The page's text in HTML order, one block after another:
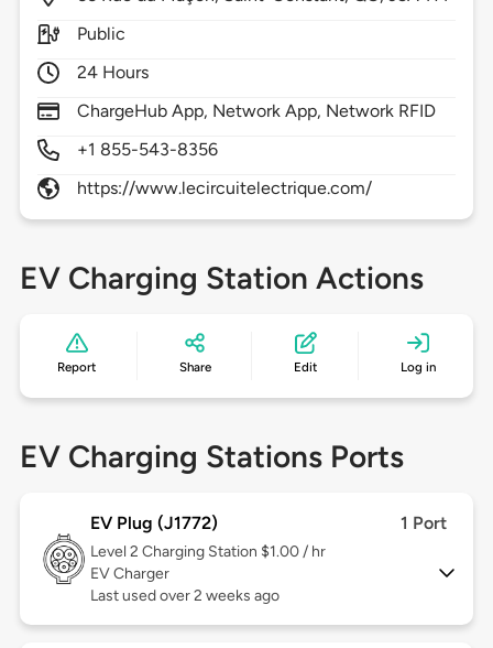
Public
24 Hours
ChargeHub App, Network App, Network RFID
+1 855-543-8356
https://www.lecircuitelectrique.com/
EV Charging Station Actions
Report Share Edit Log in
EV Charging Stations Ports
EV Plug (J1772) 1 Port
Level 2 Charging Station $1.00 / hr
EV Charger
Last used over 2 weeks ago